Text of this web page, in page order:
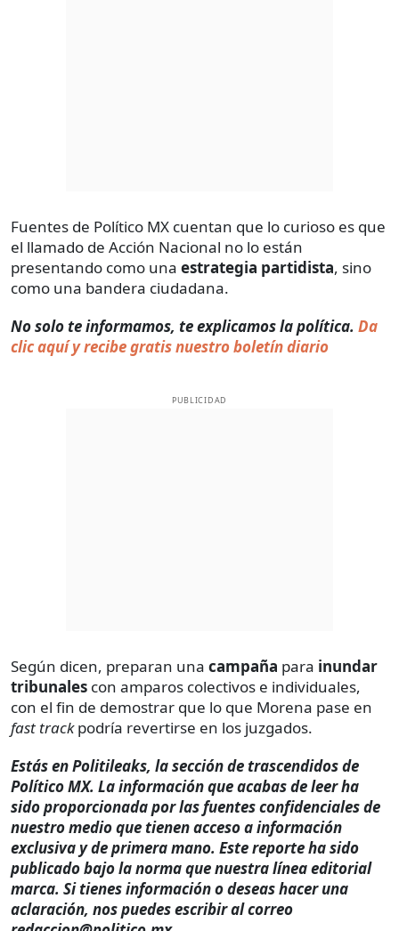
Fuentes de Político MX cuentan que lo curioso es que
el llamado de Acción Nacional no lo están
presentando como una estrategia partidista, sino
como una bandera ciudadana.
No solo te informamos, te explicamos la política. Da
clic aquí y recibe gratis nuestro boletín diario
PUBLICIDAD
Según dicen, preparan una campaña para inundar
tribunales con amparos colectivos e individuales,
con el fin de demostrar que lo que Morena pase en
fast trackpodría revertirse en los juzgados.
Estás en Politileaks, la sección de trascendidos de
Político MX. La información que acabas de leer ha
sido proporcionada por las fuentes confidenciales de
nuestro medio que tienen acceso a información
exclusiva y de primera mano. Este reporte ha sido
publicado bajo la norma que nuestra línea editorial
marca. Si tienes información o deseas hacer una
aclaración, nos puedes escribir al correo